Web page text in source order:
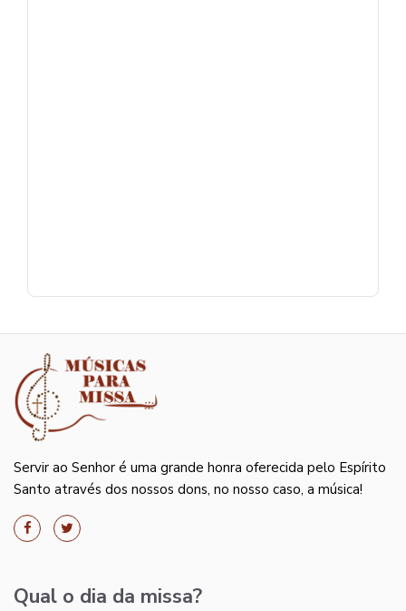
Servir ao Senhor é uma grande honra oferecida pelo Espírito
Santo através dos nossos dons, no nosso caso, a música!
Qual o dia da missa?